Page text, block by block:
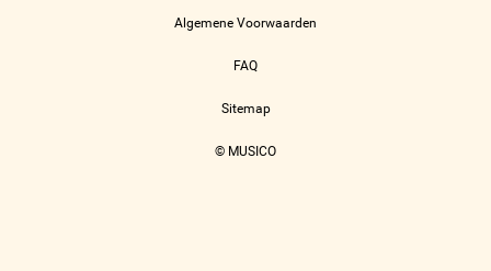
Algemene Voorwaarden
FAQ
Sitemap
© MUSICO